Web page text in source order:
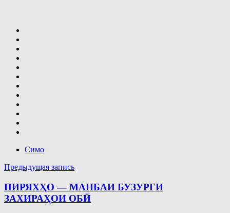
Симо
Навигация
по
записям
Предыдущая запись
ПИРЯХҲО — МАНБАИ БУЗУРГИ
ЗАХИРАҲОИ ОБӢ